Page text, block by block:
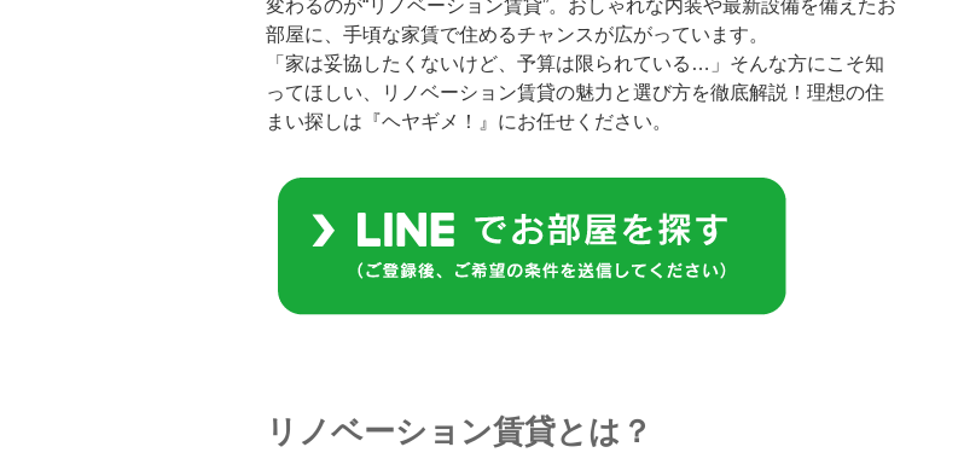
変わるのが“リノベーション賃貸”。おしゃれな内装や最新設備を備えたお
部屋に、手頃な家賃で住めるチャンスが広がっています。
「家は妥協したくないけど、予算は限られている…」そんな方にこそ知
ってほしい、リノベーション賃貸の魅力と選び方を徹底解説！理想の住
まい探しは『ヘヤギメ！』にお任せください。
リノベーション賃貸とは？